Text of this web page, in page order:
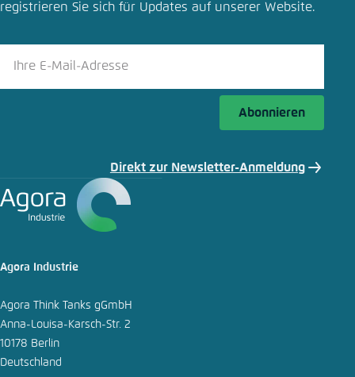
registrieren Sie sich für Updates auf unserer Website.
Abonnieren
Direkt zur Newsletter-Anmeldung
Agora Industrie
Agora Think Tanks gGmbH
Anna-Louisa-Karsch-Str. 2
10178 Berlin
Deutschland